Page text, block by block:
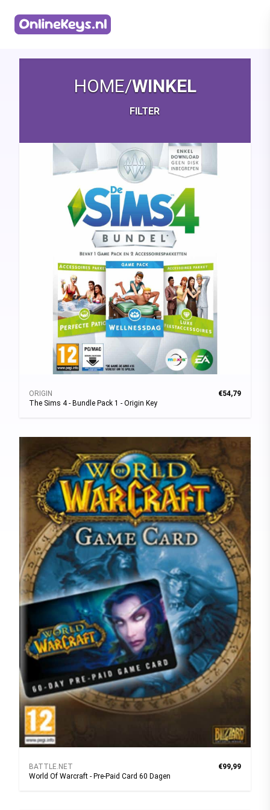
HOME/WINKEL
FILTER
ORIGIN
The Sims 4 - Bundle Pack 1 - Origin Key
€54,79
BATTLE.NET
World Of Warcraft - Pre-Paid Card 60 Dagen
€99,99